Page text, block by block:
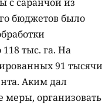
бюджетов было
тыс. га. На
91 тысячи
Аким дал
меры, организовать